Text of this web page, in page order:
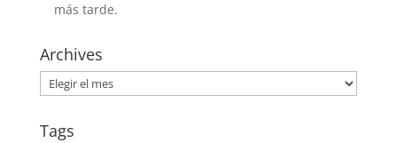
más tarde.
Archives
Archives
Tags